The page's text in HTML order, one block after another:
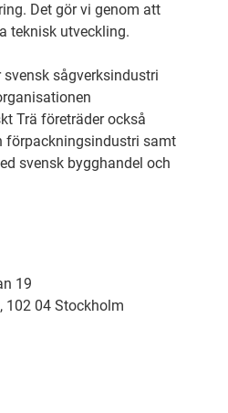
Det gör vi genom att
teknisk utveckling.
svensk sågverksindustri
Trä företräder också
förpackningsindustri samt
svensk bygghandel och
19
102 04 Stockholm